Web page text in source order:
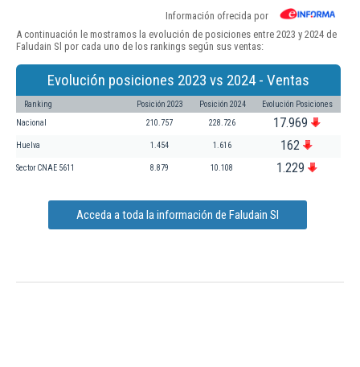
Información ofrecida por
A continuación le mostramos la evolución de posiciones entre 2023 y 2024 de
Faludain Sl por cada uno de los rankings según sus ventas:
Evolución posiciones 2023 vs 2024 - Ventas
Ranking Posición 2023 Posición 2024 Evolución Posiciones
Nacional 210.757 228.726 17.969
Huelva 1.454 1.616 162
Sector CNAE 5611 8.879 10.108 1.229
Acceda a toda la información de Faludain Sl